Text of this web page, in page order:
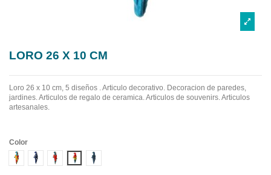
LORO 26 X 10 CM
Loro 26 x 10 cm, 5 diseños . Articulo decorativo. Decoracion de paredes,
jardines. Articulos de regalo de ceramica. Articulos de souvenirs. Articulos
artesanales.
Color
Diseño 1Diseño 2Diseño 3Diseño 4Diseño 5